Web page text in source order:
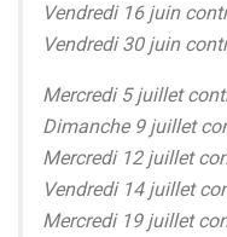
Vendredi 16 juin
Vendredi 30 juin
Mercredi 5 juillet
Dimanche 9 juillet
Mercredi 12 juillet
Vendredi 14 juillet
Mercredi 19 juillet